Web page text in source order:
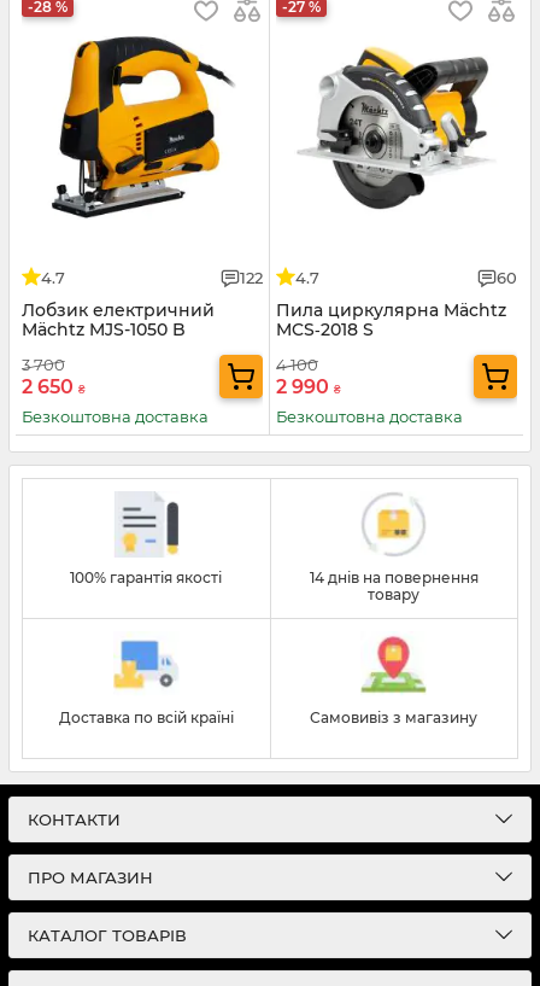
-28 %
4.7 122
Лобзик електричний
Mächtz MJS-1050 B
3 700
2 650 ₴
Безкоштовна доставка
-27 %
4.7 60
Пила циркулярна Mächtz
MCS‑2018 S
4 100
2 990 ₴
Безкоштовна доставка
100% гарантія якості
14 днів на повернення
товару
Доставка по всій країні Самовивіз з магазину
КОНТАКТИ
ПРО МАГАЗИН
КАТАЛОГ ТОВАРІВ